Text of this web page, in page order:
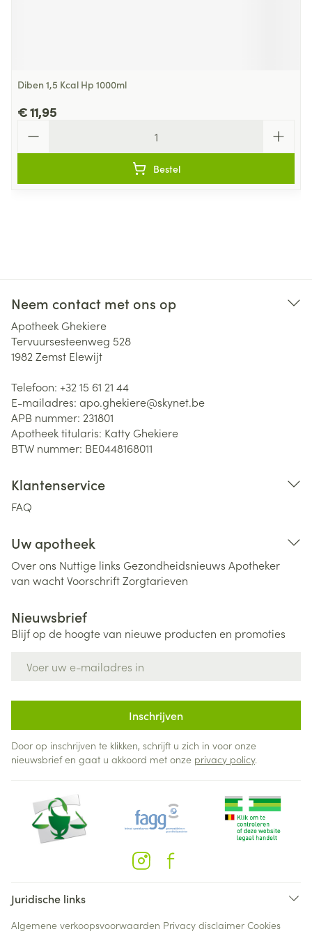
Diben 1,5 Kcal Hp 1000ml
€ 11,95
Bestel
Neem contact met ons op
Apotheek Ghekiere
Tervuursesteenweg 528
1982 Zemst Elewijt
Telefoon: +32 15 61 21 44
E-mailadres: apo.ghekiere@skynet.be
APB nummer: 231801
Apotheek titularis: Katty Ghekiere
BTW nummer: BE0448168011
Klantenservice
FAQ
Uw apotheek
Over ons Nuttige links Gezondheidsnieuws Apotheker
van wachtVoorschriftZorgtarieven
Nieuwsbrief
Blijf op de hoogte van nieuwe producten en promoties
Inschrijven
Door op inschrijven te klikken, schrijft u zich in voor onze
nieuwsbrief en gaat u akkoord met onze privacy policy.
Juridische links
Algemene verkoopsvoorwaarden Privacy disclaimer Cookies